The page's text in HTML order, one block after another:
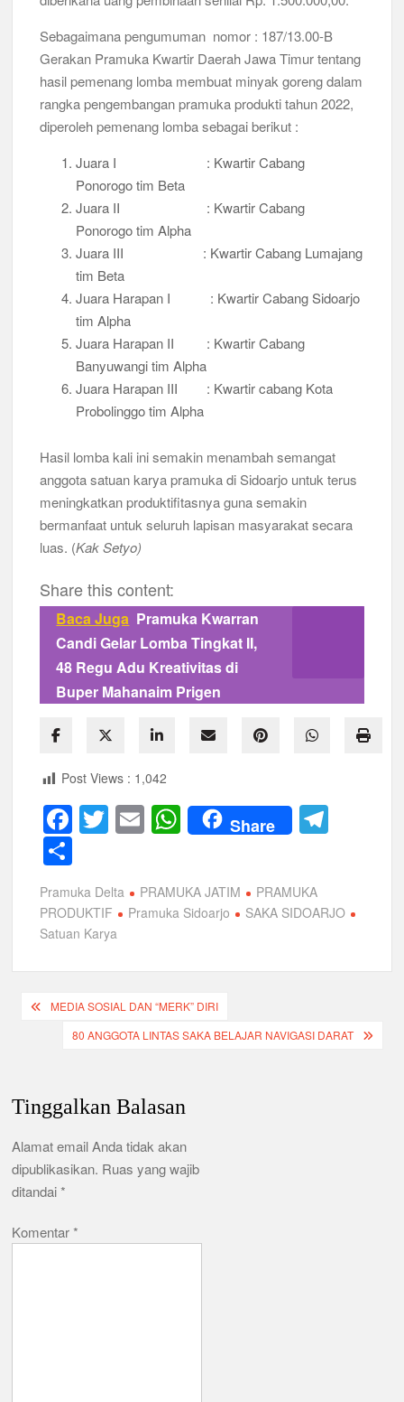
Sebagaimana pengumuman nomor : 187/13.00-B
Gerakan Pramuka Kwartir Daerah Jawa Timur tentang
hasil pemenang lomba membuat minyak goreng dalam
rangka pengembangan pramuka produkti tahun 2022,
diperoleh pemenang lomba sebagai berikut :
Juara I : Kwartir Cabang
Ponorogo tim Beta
Juara II : Kwartir Cabang
Ponorogo tim Alpha
Juara III : Kwartir Cabang Lumajang
tim Beta
Juara Harapan I : Kwartir Cabang Sidoarjo
tim Alpha
Juara Harapan II : Kwartir Cabang
Banyuwangi tim Alpha
Juara Harapan III : Kwartir cabang Kota
Probolinggo tim Alpha
Hasil lomba kali ini semakin menambah semangat
anggota satuan karya pramuka di Sidoarjo untuk terus
meningkatkan produktifitasnya guna semakin
bermanfaat untuk seluruh lapisan masyarakat secara
luas. (Kak Setyo)
Share this content:
Baca Juga Pramuka Kwarran
Candi Gelar Lomba Tingkat II,
48 Regu Adu Kreativitas di
Buper Mahanaim Prigen
Post Views : 1,042
F
a
c
e
b
o
o
k
T
wi
tt
er
E
m
ail
W
h
at
s
p
p
Share
gr
m
h
ar
e
Pramuka Delta PRAMUKA JATIM
PRAMUKA
PRODUKTIF
Pramuka Sidoarjo
SAKA SIDOARJO
Satuan Karya
Navigasi
MEDIA SOSIAL DAN “MERK” DIRI
80 ANGGOTA LINTAS SAKA BELAJAR NAVIGASI DARAT
Tinggalkan Balasan
Alamat email Anda tidak akan
dipublikasikan. Ruas yang wajib
ditandai*
Komentar*